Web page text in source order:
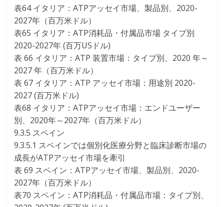
表64 イタリア：ATPアッセイ市場、製品別、2020-
2027年（百万米ドル）
表65 イタリア：ATP消耗品・付属品市場 タイプ別
2020-2027年 (百万USドル)
表 66 イタリア：ATP 装置市場：タイプ別、2020 年～
2027 年（百万米ドル）
表 67 イタリア：ATP アッセイ市場：用途別 2020-
2027 (百万米ドル)
表68 イタリア：ATPアッセイ市場：エンドユーザー
別、2020年～2027年（百万米ドル）
9.3.5 スペイン
9.3.5.1 スペインでは個別化医療分野と臨床診断市場の
成長がATPアッセイ市場を牽引
表 69 スペイン：ATPアッセイ市場、製品別、2020-
2027年（百万米ドル）
表70 スペイン：ATP消耗品・付属品市場：タイプ別、